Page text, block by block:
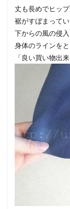
丈も長めでヒップ
裾がすぼまって
下からの風の侵
身体のラインを
「良い買い物出